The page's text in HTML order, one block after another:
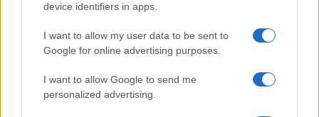
device identifiers in apps.
I want to allow my user data to be sent to
Google for online advertising purposes.
I want to allow Google to send me
personalized advertising.
Kézben az Apple iPhone 15 modellek!
Ezért lehet az iPhone 15 az utóbbi évek legkelendőbb
iPhone-ja